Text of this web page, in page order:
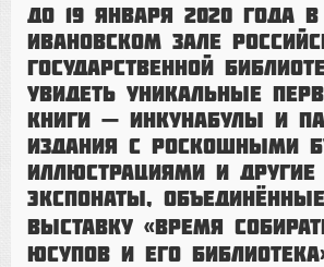
До 19 января 2020 года в
Ивановском зале
государственной
увидеть уникальные
книги — инкунабулы и
издания с роскошными
иллюстрациями и
экспонаты,
выставку «Время
Юсупов и его